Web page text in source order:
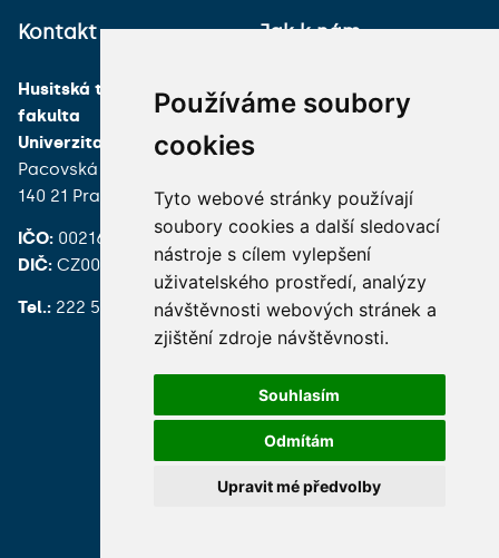
Používáme soubory
cookies
Tyto webové stránky používají
soubory cookies a další sledovací
nástroje s cílem vylepšení
uživatelského prostředí, analýzy
návštěvnosti webových stránek a
zjištění zdroje návštěvnosti.
Souhlasím
Odmítám
Upravit mé předvolby
Kontakt
Husitská teologická
fakulta
Univerzita Karlova
Pacovská 350/4
140 21 Praha 4
IČO: 00216208
DIČ: CZ00216208
Tel.: 222 539 200
Jak k nám
Hledání osob Nastavení cookie